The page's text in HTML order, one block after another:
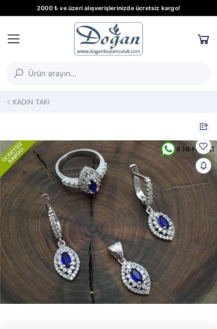
2000 ₺ ve üzeri alışverişlerinizde ücretsiz kargo!
KADIN TAKI